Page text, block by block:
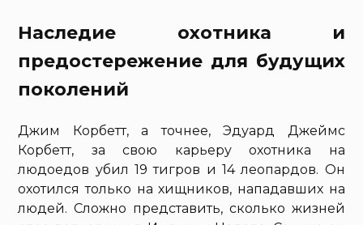
Наследие охотника и
предостережение для будущих
поколений
Джим Корбетт, а точнее, Эдуард Джеймс
Корбетт, за свою карьеру охотника на
людоедов убил 19 тигров и 14 леопардов. Он
охотился только на хищников, нападавших на
людей. Сложно представить, сколько жизней